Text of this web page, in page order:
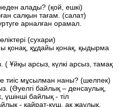
алады? (қой, ешкі)
салқын тағам. (салат)
арналған орамал.
(сухари)
қонақ, құдайы қонақ, қыдырма
Ұйқы арсыз, күлкі арсыз, тамақ
тиіс мұсылман наны? (шелпек)
(Әуелгі байлық – денсаулық,
үшінші байлық - тіл
- қайрат-күш, ақ жаулық,